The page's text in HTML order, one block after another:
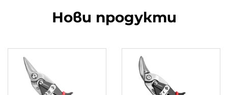
Нови продукти